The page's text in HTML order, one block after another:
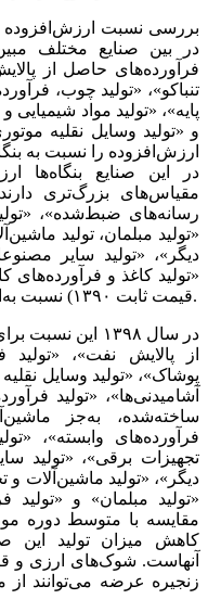
در بین‌‌‌ صنایع‌‌‌ مختلف‌‌‌
فرآورده‌های‌‌‌ حاصل‌‌‌ از
تنباکو»، «تولید چوب،
پایه‌‌‌»، «تولید مواد
و «تولید وسایل‌‌‌ نقلیه‌‌‌
ارزش‌افزوده را نسبت‌‌‌ به‌‌‌
در این‌‌‌ صنایع‌‌‌ بنگاه‌ها
مقیاس‌های‌‌‌ بزرگ‌تری‌‌‌
رسانه‌‌‌های‌‌‌ ضبط‌‌‌شده»،
«تولید مبلمان، تولید
دیگر»، «تولید سایر
«تولید کاغذ و
قیمت‌‌‌ ثابت‌‌‌ ١٣٩٠) نسبت‌‌‌ به‌‌‌ازای‌‌‌ هر بنگاه را به‌‌‌خود اختصاص داده‌اند.
در سال ١٣٩٨
از پالایش‌‌‌ نفت‌‌‌»، «تولید
پوشاک»، «تولید وسایل‌‌‌ نقلیه‌‌‌
آشامیدنی‌‌‌ها»، «تولید
ساخته‌‌‌شده، به‌‌‌جز
فرآورده‌های وابسته»،
تجهیزات برقی»، «تولید
دیگر»، «تولید ماشین‌‌‌آلات
«تولید مبلمان» و «تولید
مقایسه‌‌‌ با متوسط‌‌‌ دوره
کاهش‌‌‌ میزان تولید این‌‌‌
آنهاست‌‌‌. شوک‌های‌‌‌ ارزی‌‌‌ و
زنجیره عرضه‌‌‌ می‌‌‌توانند از